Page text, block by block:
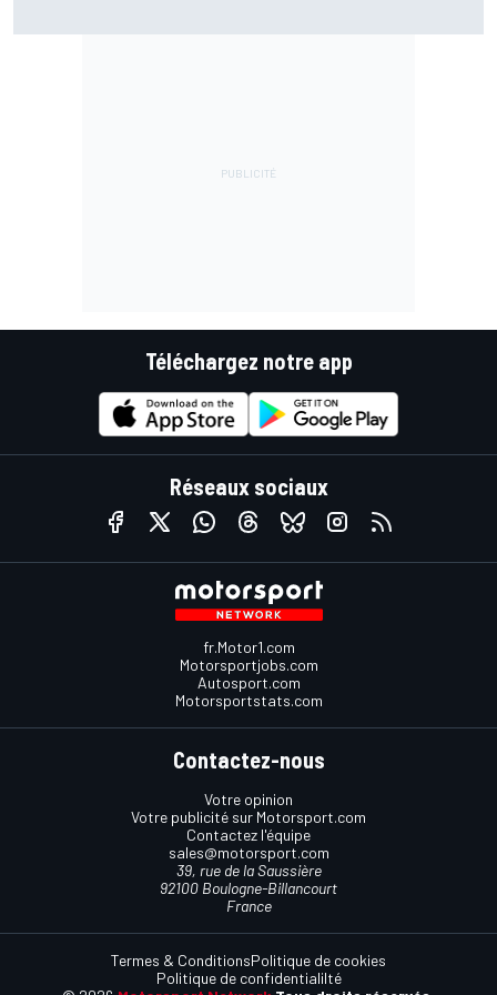
Téléchargez notre app
Réseaux sociaux
fr.Motor1.com
Motorsportjobs.com
Autosport.com
Motorsportstats.com
Contactez-nous
Votre opinion
Votre publicité sur Motorsport.com
Contactez l'équipe
sales@motorsport.com
39, rue de la Saussière
92100 Boulogne-Billancourt
France
Termes & ConditionsPolitique de cookies
Politique de confidentialilté